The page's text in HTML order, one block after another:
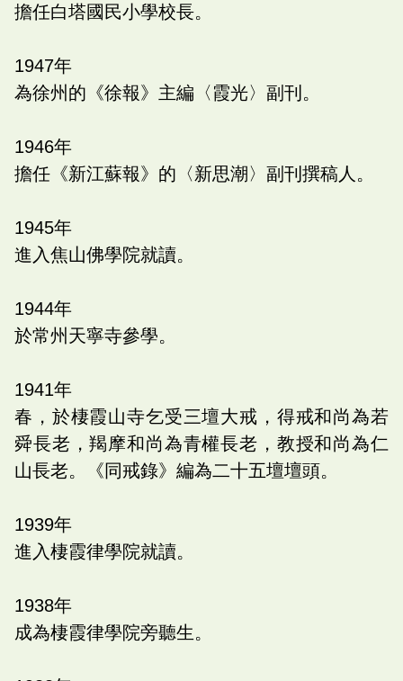
擔任白塔國民小學校長。
1947年
為徐州的《徐報》主編〈霞光〉副刊。
1946年
擔任《新江蘇報》的〈新思潮〉副刊撰稿人。
1945年
進入焦山佛學院就讀。
1944年
於常州天寧寺參學。
1941年
春，於棲霞山寺乞受三壇大戒，得戒和尚為若
舜長老，羯摩和尚為青權長老，教授和尚為仁
山長老。《同戒錄》編為二十五壇壇頭。
1939年
進入棲霞律學院就讀。
1938年
成為棲霞律學院旁聽生。